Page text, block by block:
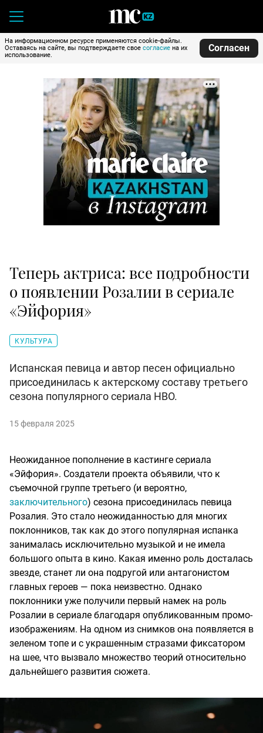
На информационном ресурсе применяются cookie-файлы.
Оставаясь на сайте, вы подтверждаете свое согласие на их
использование.
Согласен
Теперь актриса: все подробности
о появлении Розалии в сериале
«Эйфория»
КУЛЬТУРА
Испанская певица и автор песен официально
присоединилась к актерскому составу третьего
сезона популярного сериала HBO.
15 февраля 2025
Неожиданное пополнение в кастинге сериала
«Эйфория». Создатели проекта объявили, что к
съемочной группе третьего (и вероятно,
заключительного) сезона присоединилась певица
Розалия. Это стало неожиданностью для многих
поклонников, так как до этого популярная испанка
занималась исключительно музыкой и не имела
большого опыта в кино. Какая именно роль досталась
звезде, станет ли она подругой или антагонистом
главных героев — пока неизвестно. Однако
поклонники уже получили первый намек на роль
Розалии в сериале благодаря опубликованным промо-
изображениям. На одном из снимков она появляется в
зеленом топе и с украшенным стразами фиксатором
на шее, что вызвало множество теорий относительно
дальнейшего развития сюжета.